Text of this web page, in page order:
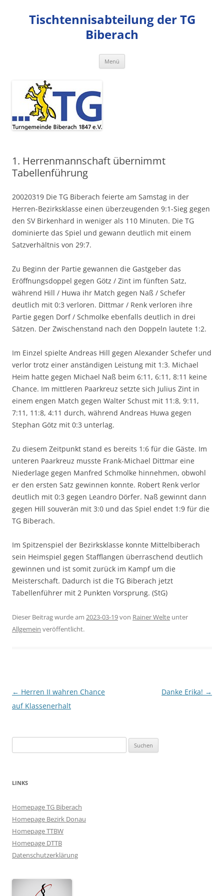
springenTischtennisabteilung der TG
Biberach
Menü
1. Herrenmannschaft übernimmt
Tabellenführung
20020319 Die TG Biberach feierte am Samstag in der
Herren-Bezirksklasse einen überzeugenden 9:1-Sieg gegen
den SV Birkenhard in weniger als 110 Minuten. Die TG
dominierte das Spiel und gewann deutlich mit einem
Satzverhältnis von 29:7.
Zu Beginn der Partie gewannen die Gastgeber das
Eröffnungsdoppel gegen Götz / Zint im fünften Satz,
während Hill / Huwa ihr Match gegen Naß / Schefer
deutlich mit 0:3 verloren. Dittmar / Renk verloren ihre
Partie gegen Dorf / Schmolke ebenfalls deutlich in drei
Sätzen. Der Zwischenstand nach den Doppeln lautete 1:2.
Im Einzel spielte Andreas Hill gegen Alexander Schefer und
verlor trotz einer anständigen Leistung mit 1:3. Michael
Heim hatte gegen Michael Naß beim 6:11, 6:11, 8:11 keine
Chance. Im mittleren Paarkreuz setzte sich Julius Zint in
einem engen Match gegen Walter Schust mit 11:8, 9:11,
7:11, 11:8, 4:11 durch, während Andreas Huwa gegen
Stephan Götz mit 0:3 unterlag.
Zu diesem Zeitpunkt stand es bereits 1:6 für die Gäste. Im
unteren Paarkreuz musste Frank-Michael Dittmar eine
Niederlage gegen Manfred Schmolke hinnehmen, obwohl
er den ersten Satz gewinnen konnte. Robert Renk verlor
deutlich mit 0:3 gegen Leandro Dörfer. Naß gewinnt dann
gegen Hill souverän mit 3:0 und das Spiel endet 1:9 für die
TG Biberach.
Im Spitzenspiel der Bezirksklasse konnte Mittelbiberach
sein Heimspiel gegen Stafflangen überraschend deutlich
gewinnen und ist somit zurück im Kampf um die
Meisterschaft. Dadurch ist die TG Biberach jetzt
Tabellenführer mit 2 Punkten Vorsprung. (StG)
Dieser Beitrag wurde am 2023-03-19von Rainer Welte unter
Allgemein veröffentlicht.
Beitragsnavigation
← Herren II wahren Chance
auf Klassenerhalt
Danke Erika! →
nach:
LINKS
Homepage TG Biberach
Homepage Bezirk Donau
Homepage TTBW
Homepage DTTB
Datenschutzerklärung